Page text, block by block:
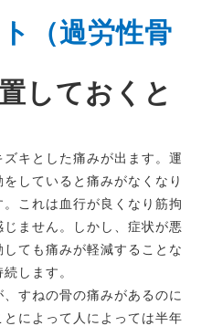
（過労性骨
しておくと
キとした痛みが出ます。運
していると痛みがなくなり
これは血行が良くなり筋拘
ません。しかし、症状が悪
ても痛みが軽減することな
します。
すねの骨の痛みがあるのに
によって人によっては半年